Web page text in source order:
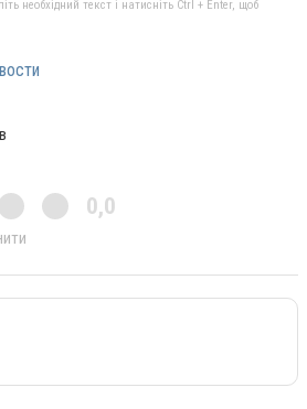
необхідний текст і натисніть Ctrl + Enter, щоб
0,0